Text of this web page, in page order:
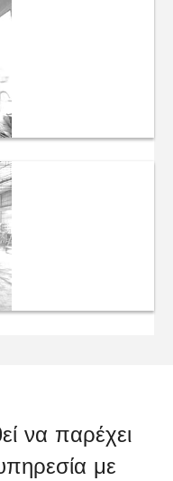
μίνι
να παρέχει
με